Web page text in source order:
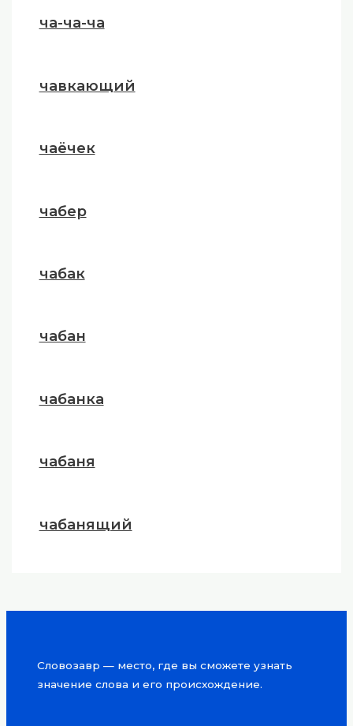
ча-ча-ча
чавкающий
чаёчек
чабер
чабак
чабан
чабанка
чабаня
чабанящий
Словозавр — место, где вы сможете узнать
значение слова и его происхождение.